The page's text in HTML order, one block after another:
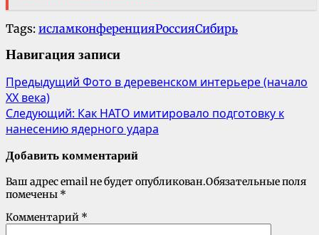
Tags: исламконференцияРоссияСибирь
Навигация записи
Предыдущий Фото в деревенском интерьере (начало
XX века)
Следующий: Как НАТО имитировало подготовку к
нанесению ядерного удара
Добавить комментарий
Ваш адрес email не будет опубликован.Обязательные поля
помечены *
Комментарий *